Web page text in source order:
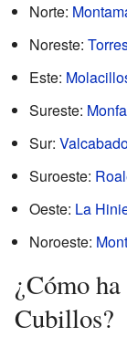
Norte:
Noreste:
Este:
Sureste:
Sur:
Suroeste:
Oeste: La
Noroeste:
¿Cómo
Cubillos?